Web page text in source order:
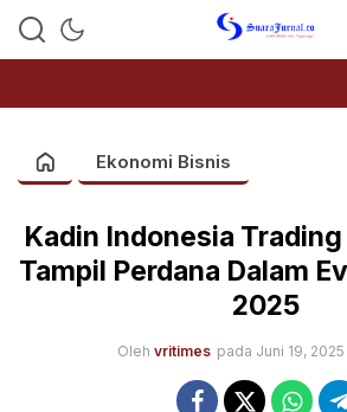
SUARAJURNAL.CO
Ekonomi Bisnis
Kadin Indonesia
Tampil Perdana Dalam
2025
Oleh vritimes pada Juni 19,